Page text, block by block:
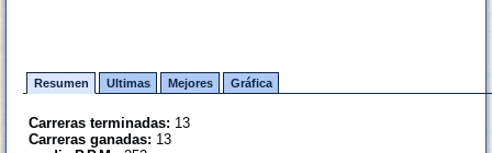
Resumen Ultimas Mejores Gráfica
Carreras terminadas: 13
Carreras ganadas: 13